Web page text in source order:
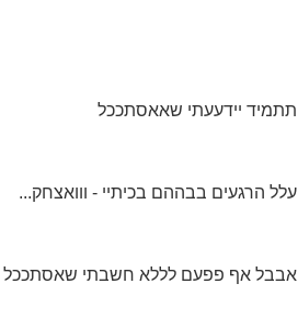
תתמיד יידעעתי שאאסתככל
עלל הרגעים בבההם בכיתיי - ווואצחק...
אבבל אף פפעם לללא חשבתי שאסתככל